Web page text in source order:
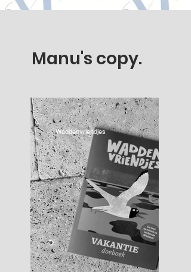
Manu's copy.
Waddenvriendjes